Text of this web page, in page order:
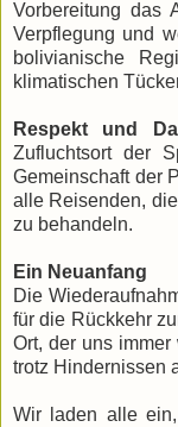
Vorbereitung das
Verpflegung und
bolivianische
klimatischen
Respekt und
Zufluchtsort der
Gemeinschaft der
alle Reisenden,
zu behandeln.
​Ein Neuanfang
​Die
für die Rückkehr
Ort, der uns
trotz Hindernissen
​Wir laden alle